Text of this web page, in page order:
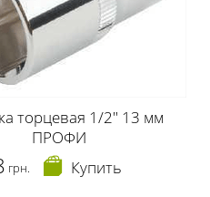
торцевая 1/2" 13 мм
ПРОФИ
грн. Купить